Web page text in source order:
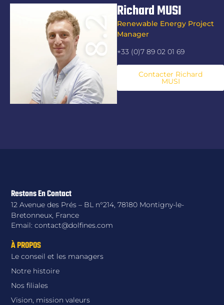
Richard MUSI
Renewable Energy Project
Manager
+33 (0)7 89 02 01 69
Contacter Richard
MUSI
À PROPOS
Le conseil et les managers
Notre histoire
Nos filiales
Vision, mission valeurs
Restons En Contact
12 Avenue des Prés – BL n°214, 78180 Montigny-le-
Bretonneux, France
Email: contact@dolfines.com